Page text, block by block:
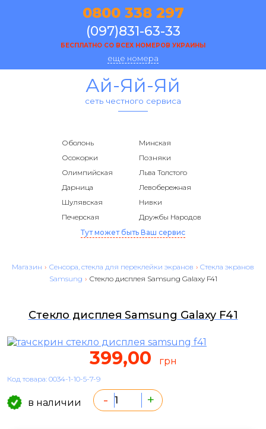
0800 338 297
(097)831-63-33
БЕСПЛАТНО СО ВСЕХ НОМЕРОВ УКРАИНЫ
еще номера
Ай-Яй-Яй
сеть честного сервиса
Оболонь
Минская
Осокорки
Позняки
Олимпийская
Льва Толстого
Дарница
Левобережная
Шулявская
Нивки
Печерская
Дружбы Народов
Тут может быть Ваш сервис
Магазин › Сенсора, стекла для переклейки экранов › Cтекла экранов
Samsung › Стекло дисплея Samsung Galaxy F41
Стекло дисплея Samsung Galaxy F41
399,00 грн
Код товара: 0034-1-10-5-7-9
в наличии - +